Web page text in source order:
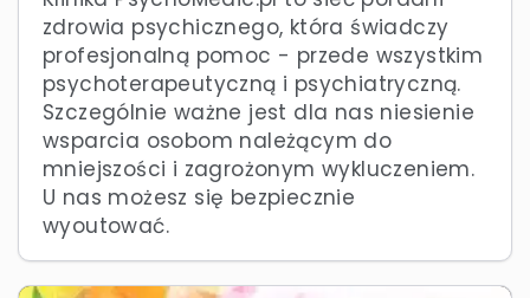
zdrowia psychicznego, która świadczy
profesjonalną pomoc - przede wszystkim
psychoterapeutyczną i psychiatryczną.
Szczególnie ważne jest dla nas niesienie
wsparcia osobom należącym do
mniejszości i zagrożonym wykluczeniem.
U nas możesz się bezpiecznie
wyoutować.